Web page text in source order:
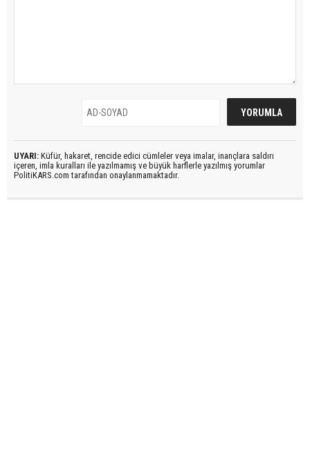
UYARI: Küfür, hakaret, rencide edici cümleler veya imalar, inançlara saldırı
içeren, imla kuralları ile yazılmamış ve büyük harflerle yazılmış yorumlar
PolitiKARS.com tarafından onaylanmamaktadır.